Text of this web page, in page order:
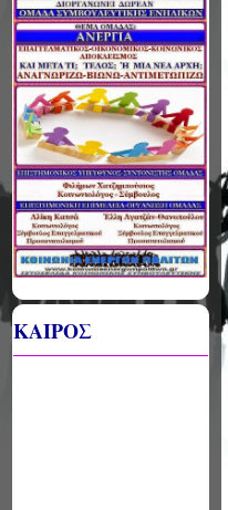
ΚΑΙΡΟΣ